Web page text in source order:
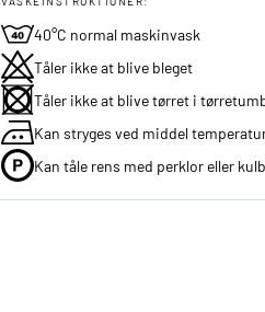
40°C normal maskinvask
Tåler ikke at blive bleget
Tåler ikke at blive tørret i
Kan stryges ved middel
Kan tåle rens med perklor eller